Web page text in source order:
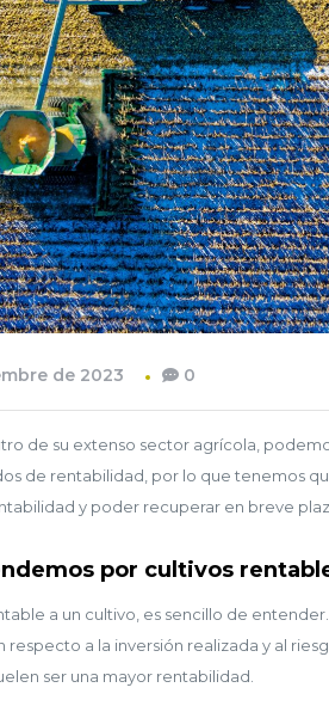
de 2023 0
de su extenso sector agrícola,
de rentabilidad, por lo que tenemos
y poder recuperar en breve
por cultivos
a un cultivo, es sencillo de
respecto a la inversión realizada y al
ser una mayor rentabilidad.